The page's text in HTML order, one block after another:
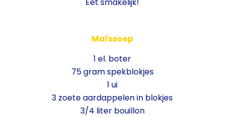
Maïssoep
1 el. boter
75 gram spekblokjes
1 ui
3 zoete aardappelen in blokjes
3/4 liter bouillon